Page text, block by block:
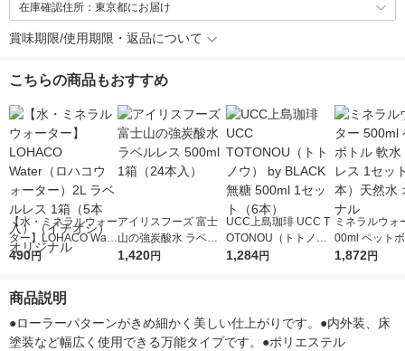
在庫確認住所：東京都にお届け
賞味期限/使用期限・返品について
こちらの商品もおすすめ
【水・ミネラルウォー
ター】LOHACO Wate
r（ロハコウォータ
シ） オリジナル
490円
アイリスフーズ 富士
山の強炭酸水 ラベル
レス 500ml 1箱（24
1,420円
UCC上島珈琲 UCC T
OTONOU（トトノ
ウ） by BLACK無糖 5
1,284円
ミネラルウォ
00ml ペット
水 ラベルレ
1,872円
商品説明
●ローラーパターンがきめ細かく美しい仕上がりです。●内外装、床
塗装など幅広く使用できる万能タイプです。●ポリエステル